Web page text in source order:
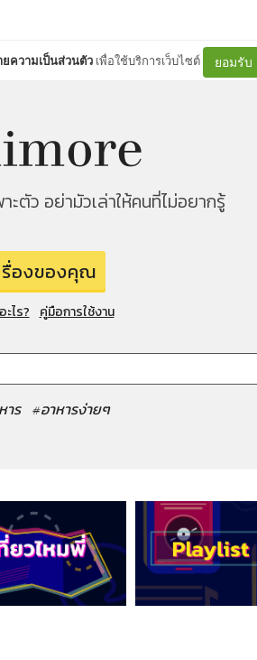
ความเป็นส่วนตัว เพื่อใช้บริการเว็บไซต์ ยอมรับ
ะตัว อย่ามัวเล่าให้คนที่ไม่อยากรู้
รื่องของคุณ
ไร? คู่มือการใช้งาน
าร #อาหารง่ายๆ